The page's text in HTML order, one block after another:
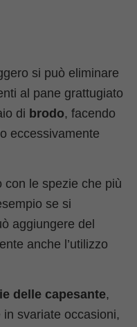
si può eliminare
al pane grattugiato
di brodo, facendo
eccessivamente
con le spezie che più
se si
aggiungere del
anche l’utilizzo
delle capesante,
svariate occasioni,